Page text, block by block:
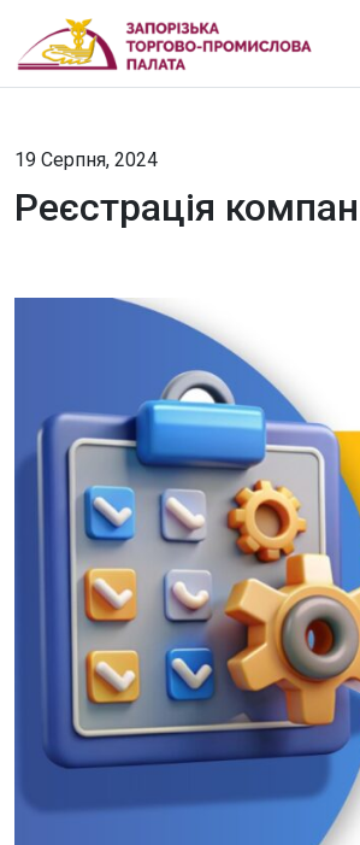
19 Серпня, 2024
Реєстрація